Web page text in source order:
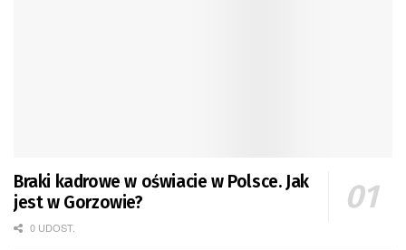
Braki kadrowe w oświacie w Polsce. Jak
jest w Gorzowie?
0 UDOST.